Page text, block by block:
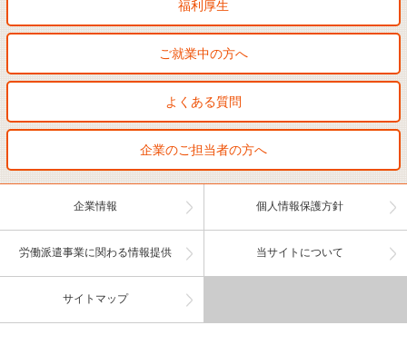
福利厚生
ご就業中の方へ
よくある質問
企業のご担当者の方へ
企業情報 個人情報保護方針
労働派遣事業に関わる情報提供 当サイトについて
サイトマップ